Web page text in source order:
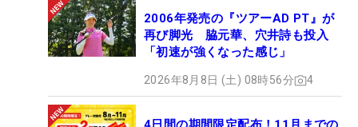
2006年発売の『ツアーAD PT』が
再び脚光 脇元華、穴井詩も投入
「初速が強くなった感じ」
2026年8月8日 (土) 08時56分 4